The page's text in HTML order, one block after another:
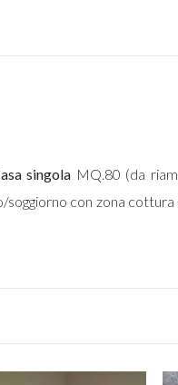
singola MQ.80 (da
con zona